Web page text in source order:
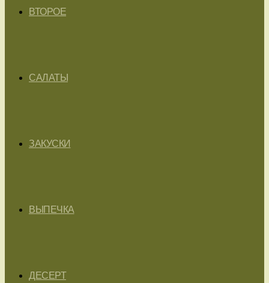
ВТОРОЕ
САЛАТЫ
ЗАКУСКИ
ВЫПЕЧКА
ДЕСЕРТ